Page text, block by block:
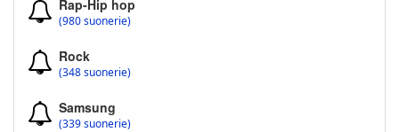
Rap-Hip hop
(980 suonerie)
Rock
(348 suonerie)
Samsung
(339 suonerie)